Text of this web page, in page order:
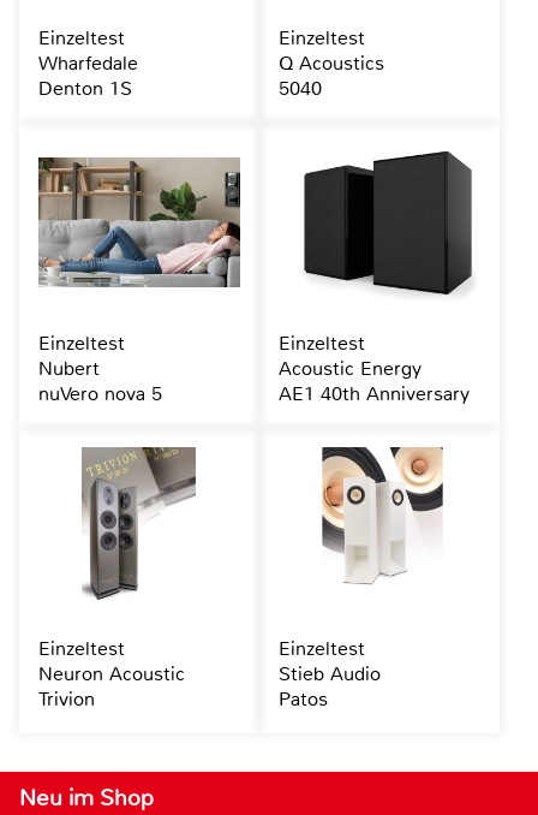
Neu im Shop
Einzeltest
Wharfedale
Denton 1S
Einzeltest
Q Acoustics
5040
Einzeltest
Nubert
nuVero nova 5
Einzeltest
Acoustic Energy
AE1 40th Anniversary
Einzeltest
Neuron Acoustic
Trivion
Einzeltest
Stieb Audio
Patos